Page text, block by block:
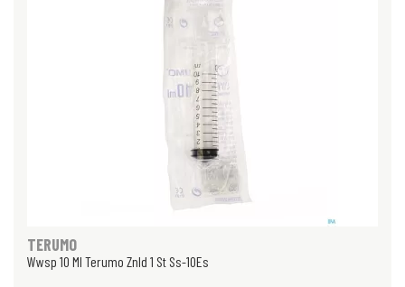
TERUMO
Wwsp 10 Ml Terumo Znld 1 St Ss-10Es